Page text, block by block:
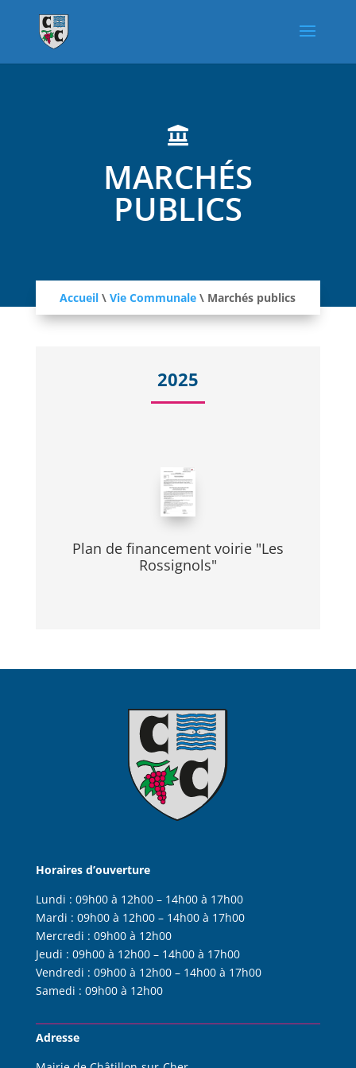

MARCHÉS
PUBLICS
Accueil \Vie Communale \ Marchés publics
2025
Plan de financement voirie "Les
Rossignols"
Horaires d’ouverture
Lundi : 09h00 à 12h00 – 14h00 à 17h00
Mardi : 09h00 à 12h00 – 14h00 à 17h00
Mercredi : 09h00 à 12h00
Jeudi : 09h00 à 12h00 – 14h00 à 17h00
Vendredi : 09h00 à 12h00 – 14h00 à 17h00
Samedi : 09h00 à 12h00
Adresse